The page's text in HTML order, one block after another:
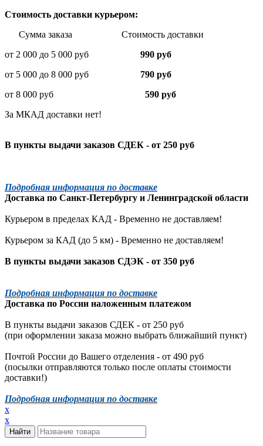
Стоимость доставки курьером:
Сумма заказа Стоимость доставки
от 2 000 до 5 000 руб
990 руб
от 5 000 до 8 000 руб 790 руб
от 8 000 руб 590 руб
За МКАД доставки нет!
В пункты выдачи заказов СДЕК - от 250 руб
Подробная информация по доставке
Доставка по Санкт-Петербургу и Ленинградской области
Курьером в пределах КАД - Временно не доставляем!
Курьером за КАД (до 5 км) - Временно не доставляем!
В пункты выдачи заказов СДЭК - от 350 руб
Подробная информация по доставке
Доставка по России наложенным платежом
В пункты выдачи заказов СДЕК - от 250 руб
(при оформлении заказа можно выбрать ближайший пункт)
Почтой России до Вашего отделения - от 490 руб
(посылки отправляются только после оплаты стоимости
доставки!)
Подробная информация по доставке
x
x